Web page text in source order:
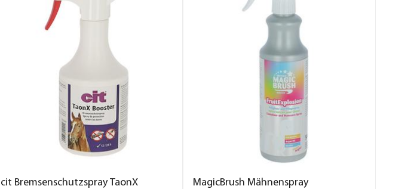
cit Bremsenschutzspray TaonX
MagicBrush Mähnenspray